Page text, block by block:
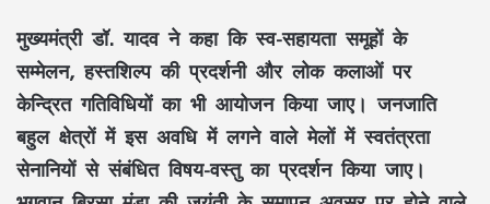
मुख्यमंत्री डॉ. यादव ने कहा कि स्व-सहायता समूहों के
सम्मेलन, हस्तशिल्प की प्रदर्शनी और लोक कलाओं पर
केन्द्रित गतिविधियों का भी आयोजन किया जाए। जनजाति
बहुल क्षेत्रों में इस अवधि में लगने वाले मेलों में स्वतंत्रता
सेनानियों से संबंधित विषय-वस्तु का प्रदर्शन किया जाए।